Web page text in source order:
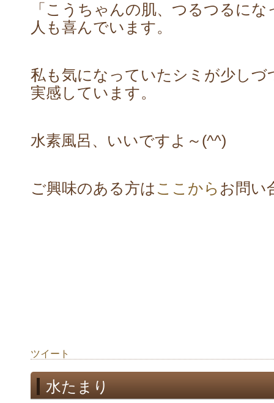
「こうちゃんの肌、つるつるに
人も喜んでいます。
私も気になっていたシミが少しづ
実感しています。
水素風呂、いいですよ～(^^)
ご興味のある方は ここから お問い
ツイート
水たまり